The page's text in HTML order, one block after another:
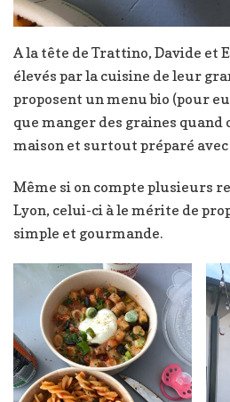
A la tête de Trattino, Davide et
élevés par la cuisine de leur
proposent un menu bio (pour
que manger des graines quand
maison et surtout préparé
Même si on compte plusieurs
Lyon, celui-ci à le mérite de
simple et gourmande.